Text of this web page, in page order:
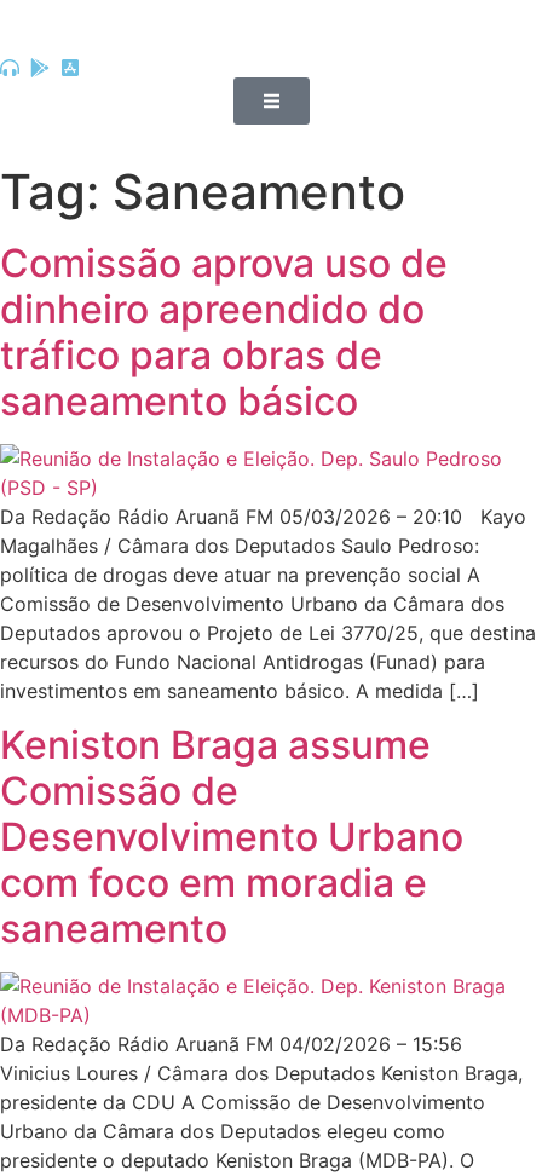
Tag: Saneamento
Comissão aprova uso de
dinheiro apreendido do
tráfico para obras de
saneamento básico
Da Redação Rádio Aruanã FM 05/03/2026 – 20:10 Kayo
Magalhães / Câmara dos Deputados Saulo Pedroso:
política de drogas deve atuar na prevenção social A
Comissão de Desenvolvimento Urbano da Câmara dos
Deputados aprovou o Projeto de Lei 3770/25, que destina
recursos do Fundo Nacional Antidrogas (Funad) para
investimentos em saneamento básico. A medida […]
Keniston Braga assume
Comissão de
Desenvolvimento Urbano
com foco em moradia e
saneamento
Da Redação Rádio Aruanã FM 04/02/2026 – 15:56
Vinicius Loures / Câmara dos Deputados Keniston Braga,
presidente da CDU A Comissão de Desenvolvimento
Urbano da Câmara dos Deputados elegeu como
presidente o deputado Keniston Braga (MDB-PA). O